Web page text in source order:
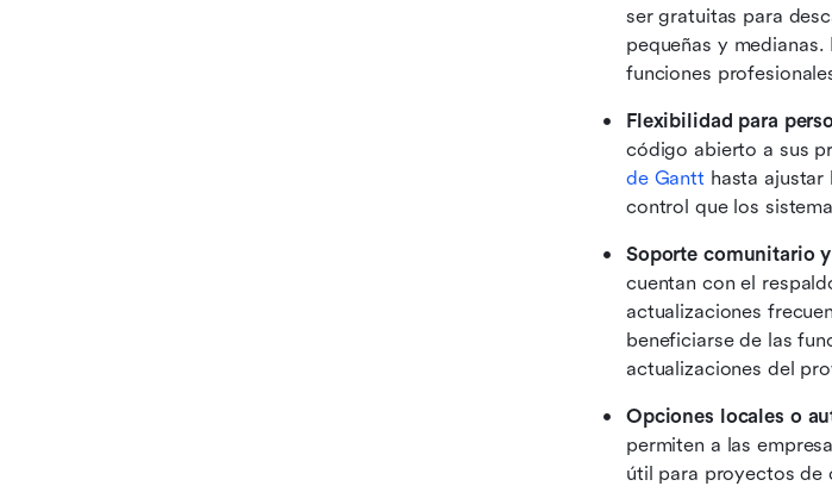
ser gratuitas para
pequeñas y
funciones
Flexibilidad para
código abierto a sus
de Gantt hasta ajustar
control que los
Soporte comunitario
cuentan con el
actualizaciones
beneficiarse de las
actualizaciones del
Opciones locales o
permiten a las
útil para proyectos de